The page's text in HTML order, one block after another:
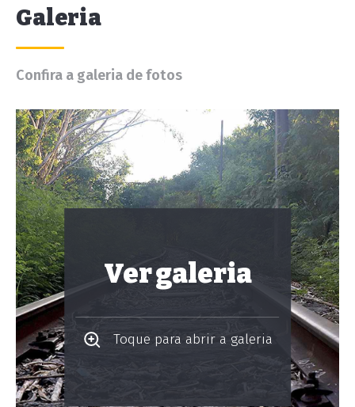
Galeria
Confira a galeria de fotos
Ver galeria
Toque para abrir a galeria